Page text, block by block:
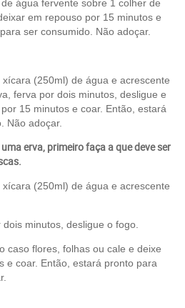
água fervente sobre 1 colher de
em repouso por 15 minutos e
ser consumido. Não adoçar.
(250ml) de água e acrescente
ferva por dois minutos, desligue e
15 minutos e coar. Então, estará
Não adoçar.
erva, primeiro faça a que deve ser
(250ml) de água e acrescente
minutos, desligue o fogo.
caso flores, folhas ou cale e deixe
e coar. Então, estará pronto para